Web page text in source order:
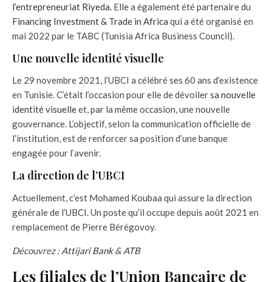
l’entrepreneuriat Riyeda. Elle a également été partenaire du
Financing Investment & Trade in Africa qui a été organisé en
mai 2022 par le TABC (Tunisia Africa Business Council).
Une nouvelle identité visuelle
Le 29 novembre 2021, l’UBCI a célébré ses 60 ans d’existence
en Tunisie. C’était l’occasion pour elle de dévoilersa nouvelle
identité visuelleet, par la même occasion, une nouvelle
gouvernance. L’objectif, selon la communication officielle de
l’institution, est de renforcer sa position d’une banque
engagée pour l’avenir.
La direction de l’UBCI
Actuellement, c’est Mohamed Koubaa qui assure la direction
générale de l’UBCI. Un poste qu’il occupe depuis août 2021 en
remplacement de Pierre Bérégovoy.
Découvrez :Attijari Bank& ATB
Les filiales de l’Union Bancaire de